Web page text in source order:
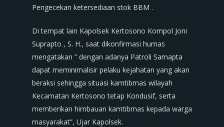
Pengecekan ketersediaan stok BBM .
Di tempat lain Kapolsek Kertosono Kompol Joni
Suprapto , S. H., saat dikonfirmasi humas
mengatakan ” dengan adanya Patroli Samapta
dapat meminimalisir pelaku kejahatan yang akan
beraksi sehingga situasi kamtibmas wilayah
Kecamatan Kertosono tetap Kondusif, serta
memberikan himbauan kamtibmas kepada warga
masyarakat”, Ujar Kapolsek.